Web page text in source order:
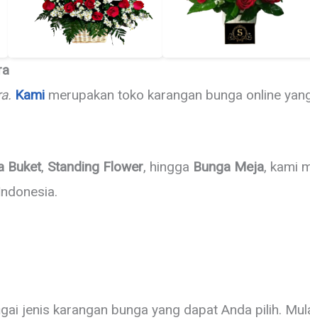
Kamimerupakan toko karangan bunga online
Buket, Standing Flower, hingga Bunga Meja, kami
jenis karangan bunga yang dapat Anda pilih.